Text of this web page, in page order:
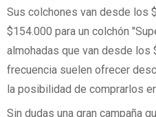
Sus colchones van desde los
$154.000 para un colchón
almohadas que van desde los
frecuencia suelen ofrecer
la posibilidad de comprarlos
Sin dudas una gran campaña